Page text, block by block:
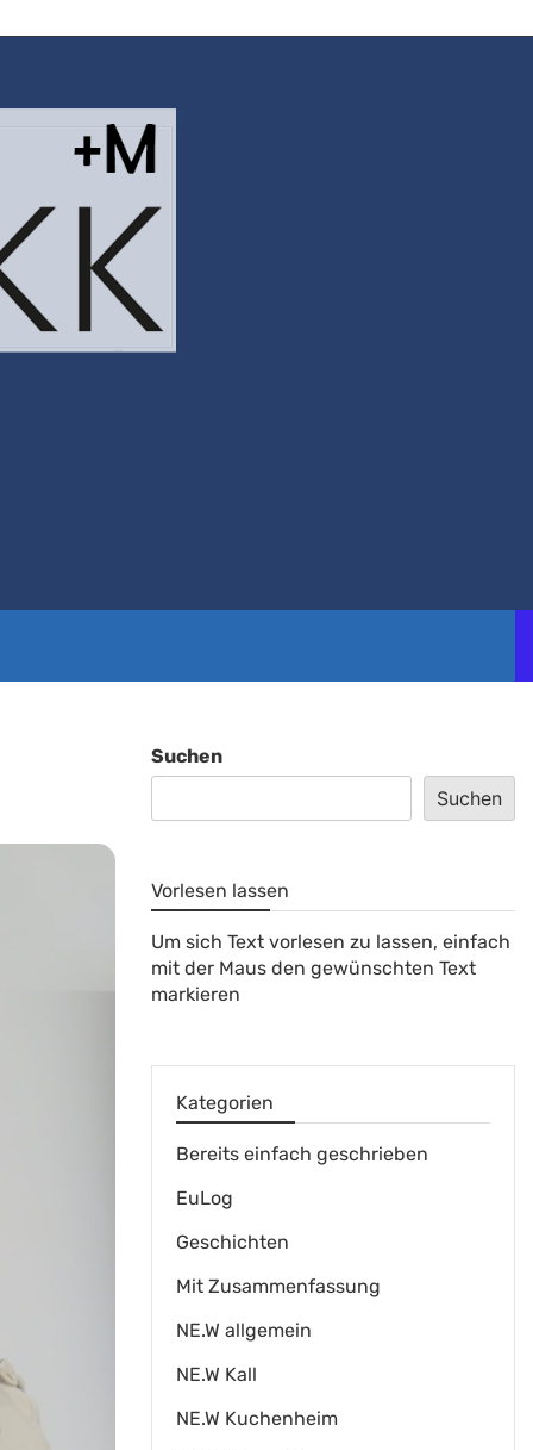
Suchen
Suchen
Vorlesen lassen
Um sich Text vorlesen zu lassen, einfach
mit der Maus den gewünschten Text
markieren
Kategorien
Bereits einfach geschrieben
EuLog
Geschichten
Mit Zusammenfassung
NE.W allgemein
NE.W Kall
NE.W Kuchenheim